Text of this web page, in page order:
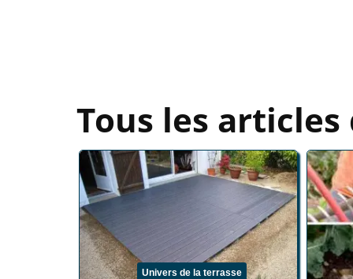
Tous les
Univers de la terrasse